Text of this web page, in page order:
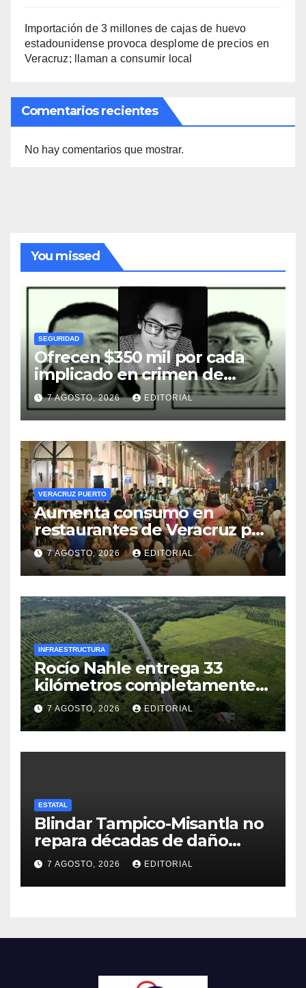
Importación de 3 millones de cajas de huevo
estadounidense provoca desplome de precios en
Veracruz; llaman a consumir local
Comentarios recientes
No hay comentarios que mostrar.
You missed
SEGURIDAD
Ofrecen $350 mil por cada
implicado en crimen de
Avisack Douglas
7 AGOSTO, 2026 EDITORIAL
VERACRUZ PUERTO
Aumenta consumo en
restaurantes de Veracruz por
turismo de verano; apagones
amenazan cadena de frío
7 AGOSTO, 2026 EDITORIAL
INFRAESTRUCTURA
Rocío Nahle entrega 33
kilómetros completamente
rehabilitados de la carretera
Álamo–Tihuatlán
7 AGOSTO, 2026 EDITORIAL
ESTATAL
Blindar Tampico-Misantla no
repara décadas de daño
petrolero en Veracruz:
comunidades
7 AGOSTO, 2026 EDITORIAL